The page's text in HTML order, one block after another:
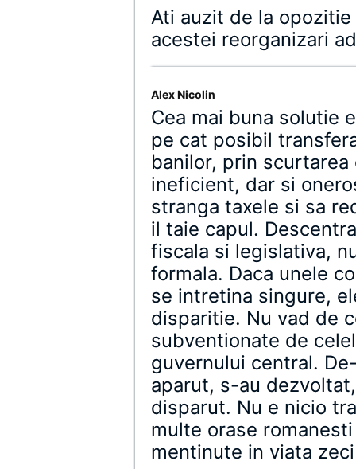
Ati auzit de la
acestei reorganizari
Alex Nicolin
Cea mai buna solutie
pe cat posibil
banilor, prin
ineficient, dar si
stranga taxele si sa
il taie capul.
fiscala si legislativa,
formala. Daca unele
se intretina singure,
disparitie. Nu vad de
subventionate de
guvernului central.
aparut, s-au
disparut. Nu e nicio
multe orase
mentinute in viata